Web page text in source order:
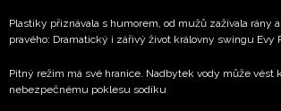
Plastiky přiznávala s humorem, od mužů zažívala rány
pravého: Dramatický i zářivý život královny swingu Evy
Pitný režim má své hranice. Nadbytek vody může vést
nebezpečnému poklesu sodíku